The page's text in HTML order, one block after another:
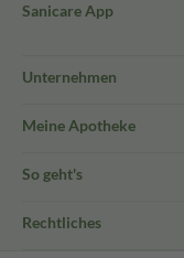
Sanicare App
Unternehmen
Meine Apotheke
So geht's
Rechtliches